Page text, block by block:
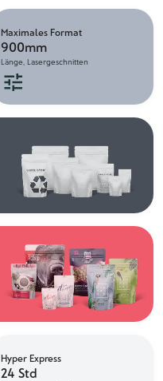
Maximales Format
900mm
Länge, Lasergeschnitten
Hyper Express
24 Std